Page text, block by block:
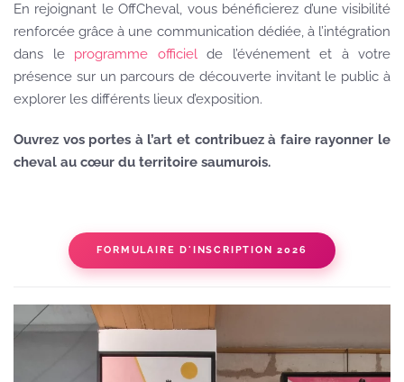
En rejoignant le OffCheval, vous bénéficierez d’une visibilité
renforcée grâce à une communication dédiée, à l’intégration
dans le programme officielde l’événement et à votre
présence sur un parcours de découverte invitant le public à
explorer les différents lieux d’exposition.
Ouvrez vos portes à l’art et contribuez à faire rayonner le
cheval au cœur du territoire saumurois.
FORMULAIRE D'INSCRIPTION 2026